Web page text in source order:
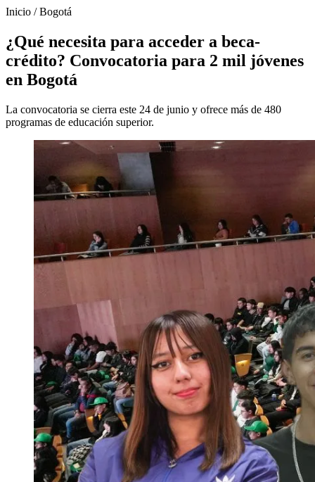
Inicio /Bogotá
¿Qué necesita para acceder a beca-
crédito? Convocatoria para 2 mil jóvenes
en Bogotá
La convocatoria se cierra este 24 de junio y ofrece más de 480
programas de educación superior.